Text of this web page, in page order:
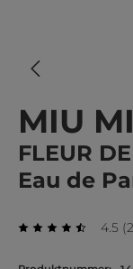
MIU
FLEUR
Eau de
4.5 (2